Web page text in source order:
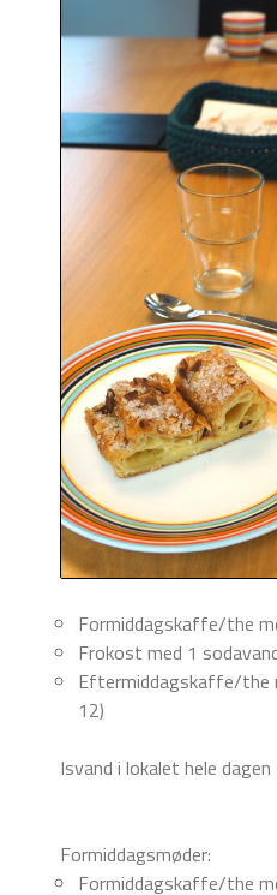
Formiddagskaffe/the
Frokost med 1
Eftermiddagskaffe/the
12)
Isvand i lokalet hele dagen
Formiddagsmøder:
Formiddagskaffe/the